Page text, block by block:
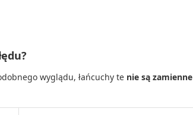
wyglądu, łańcuchy te nie są zamienne